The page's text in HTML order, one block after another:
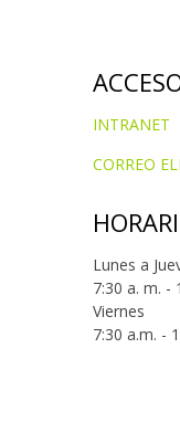
INTRANET
CORREO
Lunes a
7:30 a. m. -
Viernes
7:30 a.m. -